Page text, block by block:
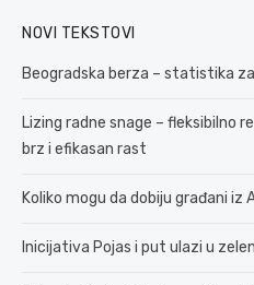
NOVI TEKSTOVI
Beogradska berza – statistika
Lizing radne snage – fleksibilno
brz i efikasan rast
Koliko mogu da dobiju građani iz
Inicijativa Pojas i put ulazi u